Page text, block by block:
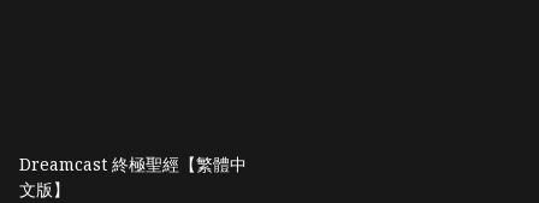
Dreamcast 終極聖經【繁體中
文版】